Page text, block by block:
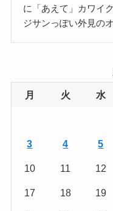
に「あえて」カワイ
ジサンっぽい外見の
月 火 水
3 4 5
10 11 12
17 18 19